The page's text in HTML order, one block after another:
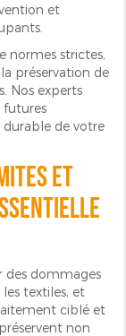
et
normes strictes,
préservation de
Nos experts
futures
de votre
et
des dommages
textiles, et
ciblé et
non